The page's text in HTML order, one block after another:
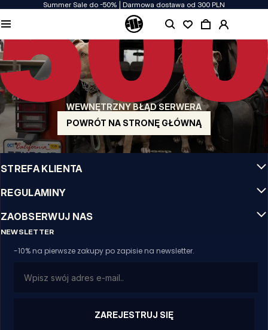
Summer Sale do -50% | Darmowa dostawa od 300 PLN
WEWNĘTRZNY BŁĄD SERWERA
POWRÓT NA STRONĘ GŁÓWNĄ
JAKOŚĆ TO DLA NAS PRIORYTET
Naszą odzież produkujemy z pasją! Nie idziemy na kompromis w kwestiach
wytrzymałości, długowieczności materiałów i dbałości o detal.
US ORIGIN
Nasze korzenie sięgają San Diego z poczatku lat 90-tych XX wieku. Nasz styl jest
surowy, autentyczny i stanowczy.
MARKA Z CHARAKTEREM
Nasze kolekcje wybierają sportowcy, fighterzy i uparci indywidualiści.
INFO
STREFA KLIENTA
REGULAMINY
ZAOBSERWUJ NAS
NEWSLETTER
-10% na pierwsze zakupy po zapisie na newsletter.
ZAREJESTRUJ SIĘ